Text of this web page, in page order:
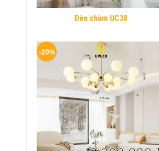
Đèn chùm UC38
-20%